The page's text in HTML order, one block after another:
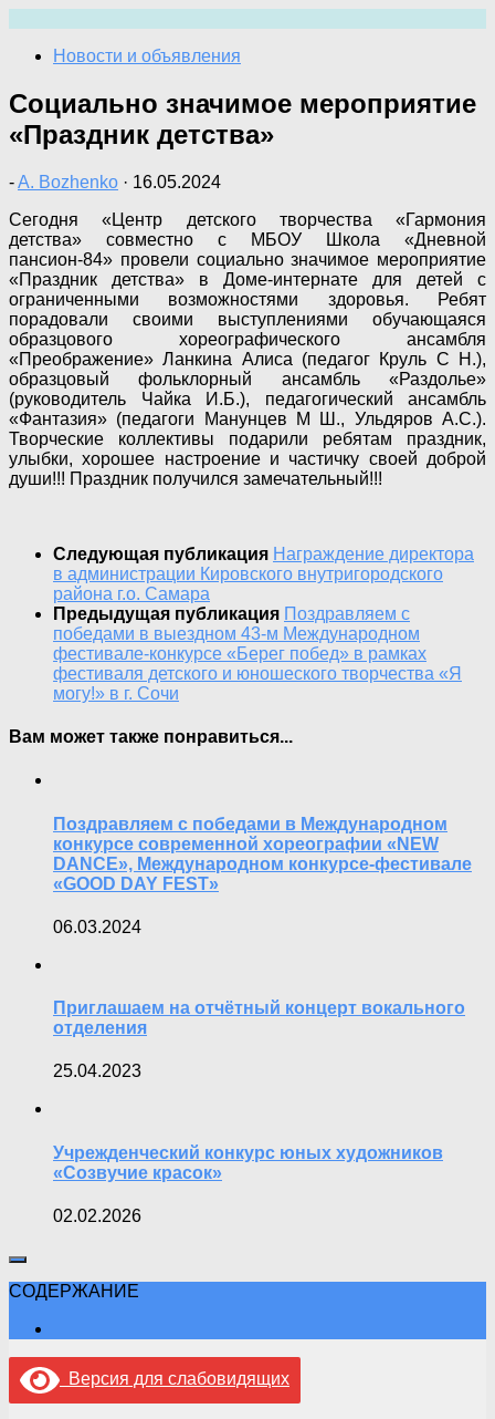
содержимому
Новости и объявления
Социально значимое мероприятие
«Праздник детства»
-A. Bozhenko · 16.05.2024
Сегодня «Центр детского творчества «Гармония
детства» совместно с МБОУ Школа «Дневной
пансион-84» провели социально значимое мероприятие
«Праздник детства» в Доме-интернате для детей с
ограниченными возможностями здоровья. Ребят
порадовали своими выступлениями обучающаяся
образцового хореографического ансамбля
«Преображение» Ланкина Алиса (педагог Круль С Н.),
образцовый фольклорный ансамбль «Раздолье»
(руководитель Чайка И.Б.), педагогический ансамбль
«Фантазия» (педагоги Манунцев М Ш., Ульдяров А.С.).
Творческие коллективы подарили ребятам праздник,
улыбки, хорошее настроение и частичку своей доброй
души!!! Праздник получился замечательный!!!
Следующая публикация Награждение директора
в администрации Кировского внутригородского
района г.о. Самара
Предыдущая публикация Поздравляем с
победами в выездном 43-м Международном
фестивале-конкурсе «Берег побед» в рамках
фестиваля детского и юношеского творчества «Я
могу!» в г. Сочи
Вам может также понравиться...
Поздравляем с победами в Международном
конкурсе современной хореографии «NEW
DANCE», Международном конкурсе-фестивале
«GOOD DAY FEST»
06.03.2024
Приглашаем на отчётный концерт вокального
отделения
25.04.2023
Учрежденческий конкурс юных художников
«Созвучие красок»
02.02.2026
СОДЕРЖАНИЕ
Версия для слабовидящих